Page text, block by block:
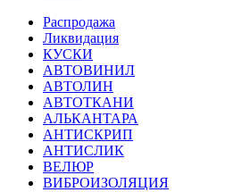
Распродажа
Ликвидация
КУСКИ
АВТОВИНИЛ
АВТОЛИН
АВТОТКАНИ
АЛЬКАНТАРА
АНТИСКРИП
АНТИСЛИК
ВЕЛЮР
ВИБРОИЗОЛЯЦИЯ